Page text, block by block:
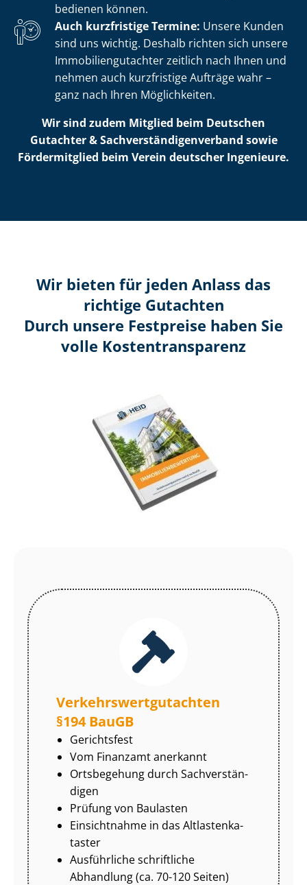
bedienen können.
Auch kurzfristige Termine: Unsere Kunden
sind uns wichtig. Deshalb richten sich unsere
Im­mo­bi­li­en­gut­ach­ter zeitlich nach Ihnen und
nehmen auch kurzfristige Aufträge wahr –
ganz nach Ihren Möglichkeiten.
Wir sind zudem Mitglied beim Deutschen
Gutachter & Sach­ver­stän­di­gen­ver­band sowie
Fördermitglied beim Verein deutscher Ingenieure.
Wir bieten für jeden Anlass das
richtige Gutachten
Durch unsere Festpreise haben Sie
volle Kosten­transparenz
Ver­kehrs­wert­gut­ach­ten
§194 BauGB
Gerichtsfest
Vom Finanzamt anerkannt
Ortsbegehung durch Sach­ver­stän­
di­gen
Prüfung von Baulasten
Einsichtnahme in das Alt­las­ten­ka­
tas­ter
Ausführliche schriftliche
Abhandlung (ca. 70-120 Seiten)